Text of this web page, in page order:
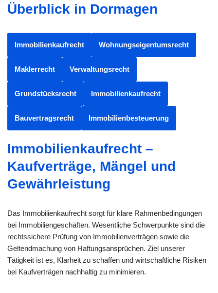
Überblick in Dormagen
Immobilienkaufrecht Wohnungseigentumsrecht
Maklerrecht Verwaltungsrecht
Grundstücksrecht Immobilienkaufrecht
Bauvertragsrecht Immobilienbesteuerung
Immobilienkaufrecht –
Kaufverträge, Mängel und
Gewährleistung
Das Immobilienkaufrecht sorgt für klare Rahmenbedingungen
bei Immobiliengeschäften. Wesentliche Schwerpunkte sind die
rechtssichere Prüfung von Immobilienverträgen sowie die
Geltendmachung von Haftungsansprüchen. Ziel unserer
Tätigkeit ist es, Klarheit zu schaffen und wirtschaftliche Risiken
bei Kaufverträgen nachhaltig zu minimieren.